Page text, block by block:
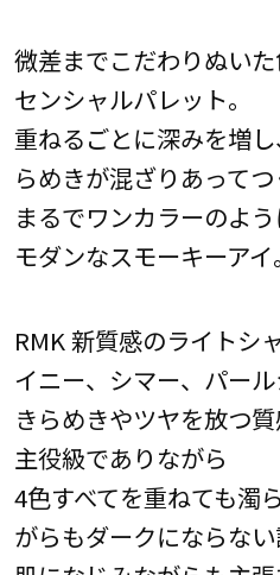
微差までこだわりぬい
センシャルパレット。
重ねるごとに深みを増
らめきが混ざりあって
まるでワンカラーのよ
モダンなスモーキーアイ。
RMK 新質感のライトシ
イニー、シマー、パー
きらめきやツヤを放つ
主役級でありながら
4色すべてを重ねても濁
がらもダークにならない